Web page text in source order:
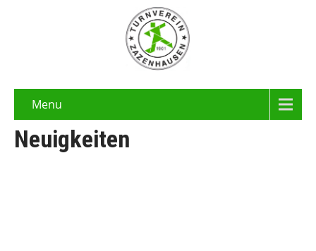
Menu
Neuigkeiten